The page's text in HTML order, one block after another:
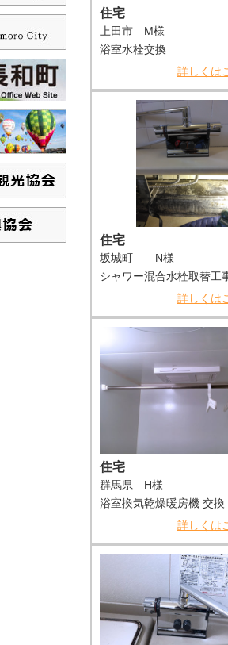
住宅
上田市 M様
浴室水栓交換
詳しくは
住宅
坂城町 N様
シャワー混合水栓取替工
詳しくは
住宅
群馬県 H様
浴室換気乾燥暖房機 交換
詳しくは